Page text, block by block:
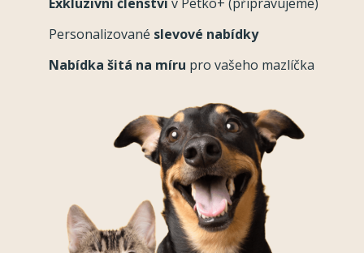
Personalizované slevové nabídky
Nabídka šitá na míru pro vašeho mazlíčka